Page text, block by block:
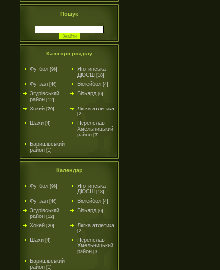
Пошук
Категорії розділу
Футбол [96]
Яготинська
ДЮСШ [18]
Футзал [46] Волейбол [4]
Згурівський
район [12]
Більярд [6]
Хокей [20] Легка атлетика
[2]
Шахи [4]
Переяслав-
Хмельницький
район [3]
Баришівський
район [1]
Календар
Футбол [96]
Яготинська
ДЮСШ [18]
Футзал [46] Волейбол [4]
Згурівський
район [12]
Більярд [6]
Хокей [20] Легка атлетика
[2]
Шахи [4]
Переяслав-
Хмельницький
район [3]
Баришівський
район [1]